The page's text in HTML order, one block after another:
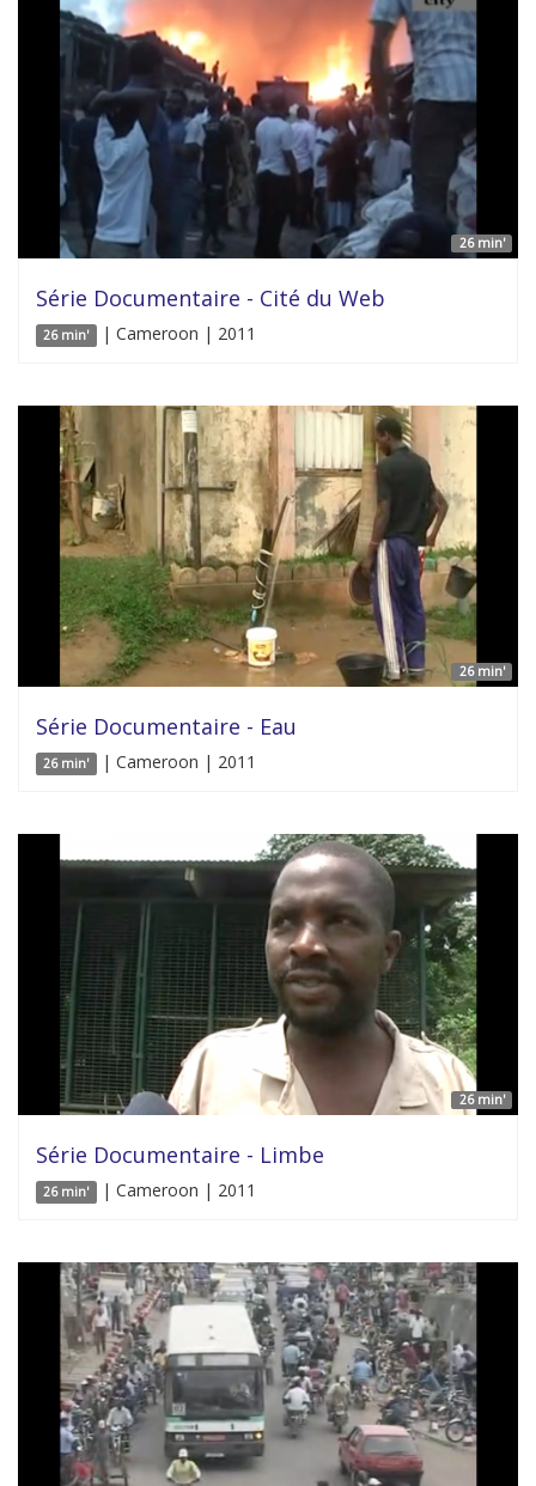
26 min'
Série Documentaire - Cité du Web
26 min' | Cameroon | 2011
26 min'
Série Documentaire - Eau
26 min' | Cameroon | 2011
26 min'
Série Documentaire - Limbe
26 min' | Cameroon | 2011